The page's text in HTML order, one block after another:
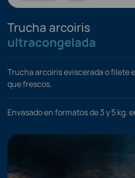
Trucha arcoiris
ultracongelada
Trucha arcoíris eviscerada o filete
que frescos.
Envasado en formatos de 3 y 5 kg.